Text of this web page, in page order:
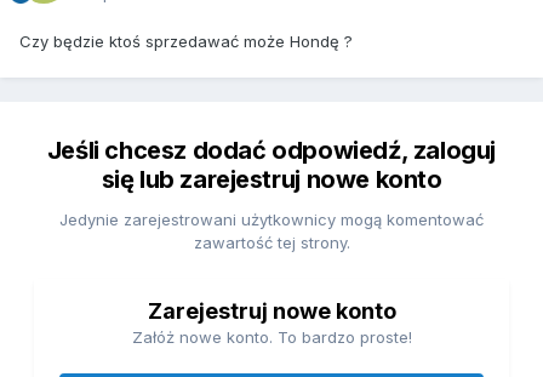
Czy będzie ktoś sprzedawać może Hondę ?
Jeśli chcesz dodać odpowiedź, zaloguj
się lub zarejestruj nowe konto
Jedynie zarejestrowani użytkownicy mogą komentować
zawartość tej strony.
Zarejestruj nowe konto
Załóż nowe konto. To bardzo proste!